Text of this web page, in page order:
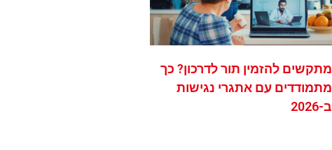
מתקשים להזמין תור לדרכון? כך
מתמודדים עם אתגרי נגישות
ב-2026